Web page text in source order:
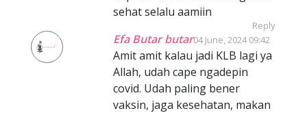
sehat selalu aamiin
Reply
Efa Butar butar04 June, 2024 09:42
Amit amit kalau jadi KLB lagi ya
Allah, udah cape ngadepin
covid. Udah paling bener
vaksin, jaga kesehatan, makan